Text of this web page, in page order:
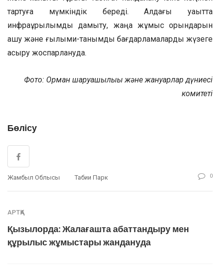
тартуға мүмкіндік береді. Алдағы уақытта
инфрақұрылымды дамыту, жаңа жұмыс орындарын
ашу және ғылыми-танымдық бағдарламаларды жүзеге
асыру жоспарлануда.
Фото: Орман шаруашылығы және жануарлар дүниесі
комитеті
Бөлісу
Жамбыл Облысы Табиғи Парк 0
АРТҚА
Қызылорда: Жалағашта абаттандыру мен
құрылыс жұмыстары жандануда